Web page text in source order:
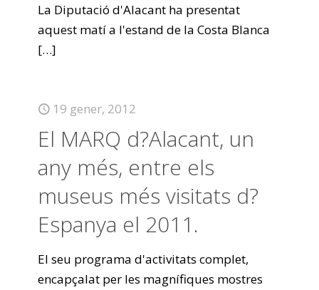
La Diputació d'Alacant ha presentat
aquest matí a l'estand de la Costa Blanca
[…]
19 gener, 2012
El MARQ d?Alacant, un
any més, entre els
museus més visitats d?
Espanya el 2011.
El seu programa d'activitats complet,
encapçalat per les magnífiques mostres